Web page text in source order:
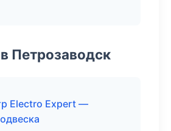
Петрозаводск
Electro Expert —